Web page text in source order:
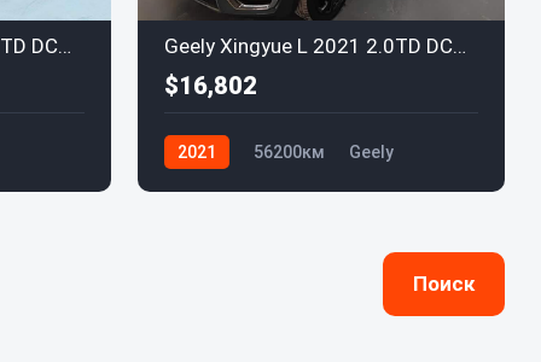
Geely Xingyue L 2021 2.0TD DCT EVO Geely Xingyue L 2021 2.0TD DCT EVO
$16,802
2021 56200км Geely
Поиск